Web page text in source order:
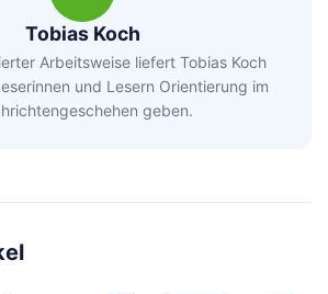
Tobias Koch
Arbeitsweise liefert Tobias Koch
und Lesern Orientierung im
geben.